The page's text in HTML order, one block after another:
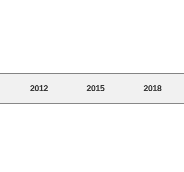
2012 2015 2018